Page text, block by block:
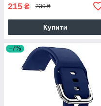
215 ₴ 230 ₴
Купити
–7%